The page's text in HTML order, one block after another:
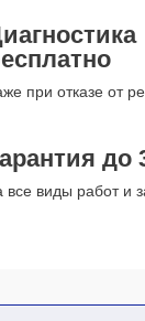
при отказе от
до
все виды работ и